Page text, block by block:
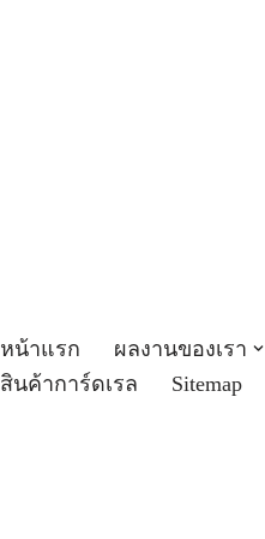
หน้าแรก ผลงานของเรา
สินค้าการ์ดเรล
Sitemap